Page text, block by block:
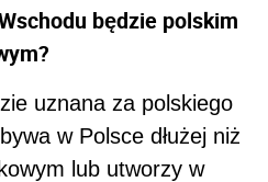
będzie polskim
uznana za polskiego
w Polsce dłużej niż
lub utworzy w